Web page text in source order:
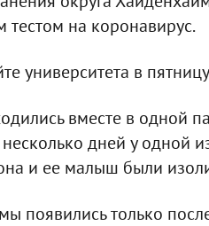
на коронавирус.
университета в
вместе в одной
дней у одной
и ее малыш были
появились только